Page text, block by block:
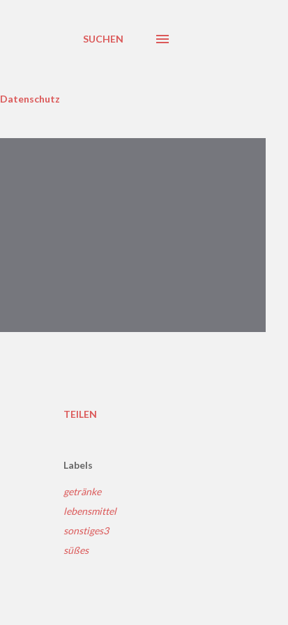
SUCHEN
Datenschutz
TEILEN
Labels
getränke
lebensmittel
sonstiges3
süßes